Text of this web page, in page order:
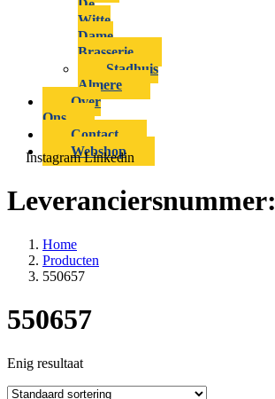
De
Witte
Dame
Brasserie
Stadhuis
Almere
Over
Ons
Contact
Webshop
Instagram Linkedin
Leveranciersnummer:
Home
Producten
550657
550657
Enig resultaat